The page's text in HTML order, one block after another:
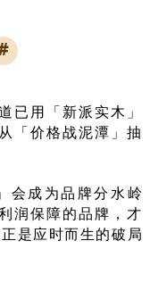
已用「新派实木」
「价格战泥潭」抽
会成为品牌分水岭
润保障的品牌，才
是应时而生的破局